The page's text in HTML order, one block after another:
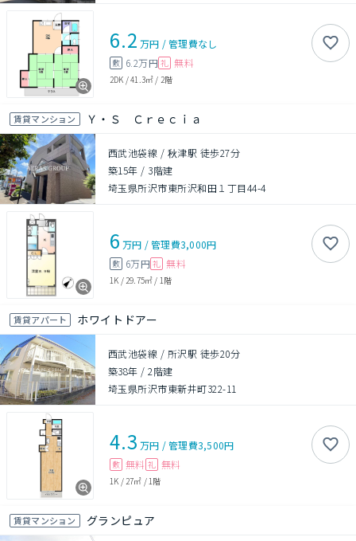
6.2 万円 /管理費なし
敷 6.2万円 礼 無料
2DK /41.3㎡ / 2階
賃貸マンション Ｙ・Ｓ Ｃｒｅｃｉａ
西武池袋線 / 秋津駅 徒歩27分
築15年 / 3階建
埼玉県所沢市東所沢和田１丁目44-4
6 万円 /管理費3,000円
敷 6万円 礼 無料
1K / 29.75㎡ / 1階
賃貸アパート ホワイトドアー
西武池袋線 / 所沢駅 徒歩20分
築38年 /2階建
埼玉県所沢市東新井町322-11
4.3 万円 /管理費3,500円
敷 無料 礼 無料
1K / 27㎡ / 1階
賃貸マンション グランピュア